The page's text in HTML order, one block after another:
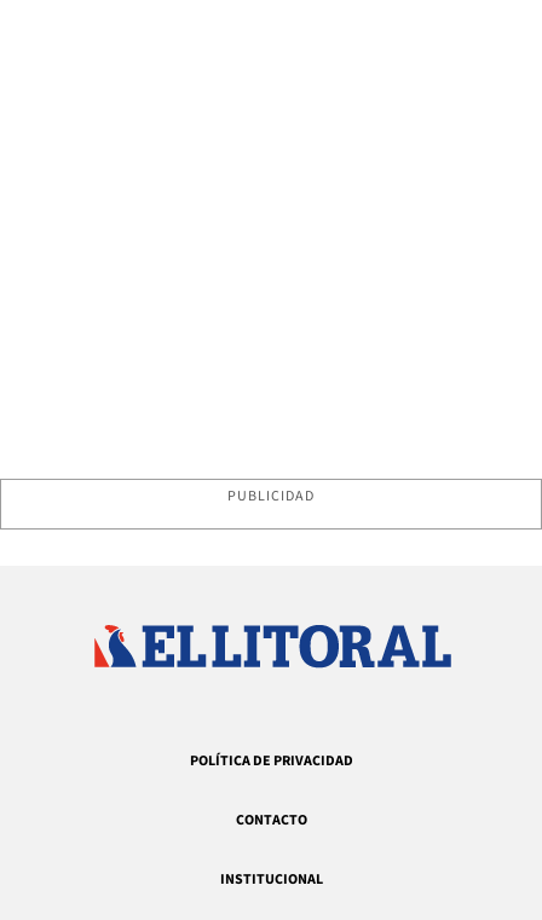
PUBLICIDAD
POLÍTICA DE PRIVACIDAD
CONTACTO
INSTITUCIONAL